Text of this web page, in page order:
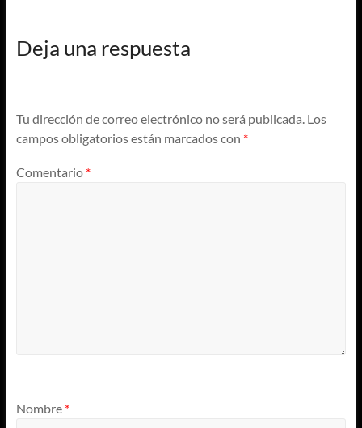
Deja una respuesta
Tu dirección de correo electrónico no será publicada. Los
campos obligatorios están marcados con *
Comentario *
Nombre *